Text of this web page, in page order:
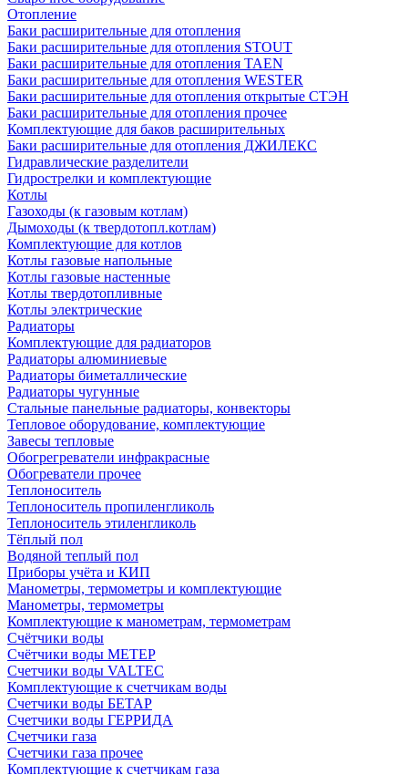
Отопление
Баки расширительные для отопления
Баки расширительные для отопления STOUT
Баки расширительные для отопления TAEN
Баки расширительные для отопления WESTER
Баки расширительные для отопления открытые СТЭН
Баки расширительные для отопления прочее
Комплектующие для баков расширительных
Баки расширительные для отопления ДЖИЛЕКС
Гидравлические разделители
Гидрострелки и комплектующие
Котлы
Газоходы (к газовым котлам)
Дымоходы (к твердотопл.котлам)
Комплектующие для котлов
Котлы газовые напольные
Котлы газовые настенные
Котлы твердотопливные
Котлы электрические
Радиаторы
Комплектующие для радиаторов
Радиаторы алюминиевые
Радиаторы биметаллические
Радиаторы чугунные
Стальные панельные радиаторы, конвекторы
Тепловое оборудование, комплектующие
Завесы тепловые
Обогрегреватели инфракрасные
Обогреватели прочее
Теплоноситель
Теплоноситель пропиленгликоль
Теплоноситель этиленгликоль
Тёплый пол
Водяной теплый пол
Приборы учёта и КИП
Манометры, термометры и комплектующие
Манометры, термометры
Комплектующие к манометрам, термометрам
Счётчики воды
Счётчики воды МЕТЕР
Счетчики воды VALTEC
Комплектующие к счетчикам воды
Счетчики воды БЕТАР
Счетчики воды ГЕРРИДА
Счетчики газа
Счетчики газа прочее
Комплектующие к счетчикам газа